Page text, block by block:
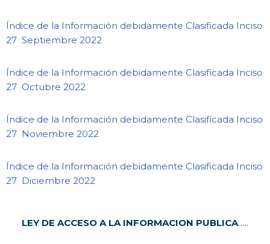
Índice de la Información debidamente Clasificada Inciso
27 Septiembre 2022
Índice de la Información debidamente Clasificada Inciso
27 Octubre 2022
Índice de la Información debidamente Clasificada Inciso
27 Noviembre 2022
Índice de la Información debidamente Clasificada Inciso
27 Diciembre 2022
LEY DE ACCESO A LA INFORMACION PUBLICA…..